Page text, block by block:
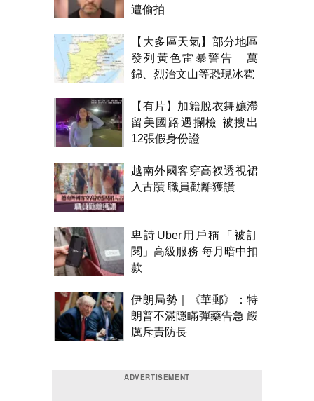
遭偷拍
【大多區天氣】部分地區
發列黃色雷暴警告 萬
錦、烈治文山等恐現冰雹
【有片】加籍脫衣舞孃滯
留美國路遇攔檢 被搜出
12張假身份證
越南外國客穿高衩透視裙
入古蹟 職員勸離獲讚
卑詩Uber用戶稱「被訂
閱」高級服務 每月暗中扣
款
伊朗局勢｜《華郵》：特
朗普不滿隱瞞彈藥告急 嚴
厲斥責防長